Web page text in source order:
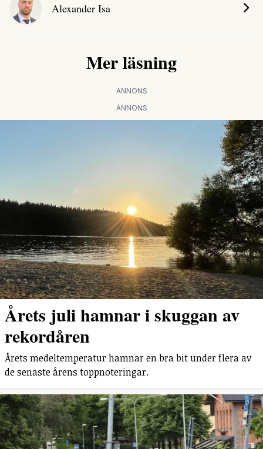
Alexander Isa
Mer läsning
ANNONS
ANNONS
Årets juli hamnar i skuggan av
rekordåren
Årets medeltemperatur hamnar en bra bit under flera av
de senaste årens toppnoteringar.